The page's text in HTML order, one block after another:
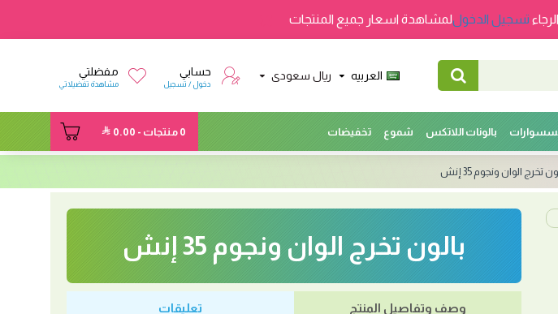
تسجيل الدخوللمشاهدة اسعار جميع المنتجات
العربيه ريال سعودى حسابي
دخول / تسجيل
مفضلتي
مشاهدة تفضيلاتي
بالونات اللاتكس شموع تخفيضات 0 منتجات - 0.00
تخرج الوان ونجوم 35 إنش
بالون تخرج الوان ونجوم 35 إنش
وصف وتفاصيل المنتج تعليقات